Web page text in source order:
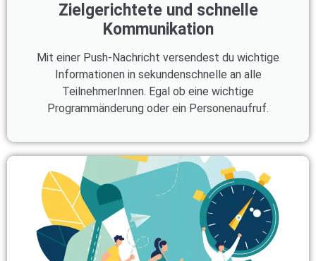
Zielgerichtete und schnelle
Kommunikation
Mit einer Push-Nachricht versendest du wichtige
Informationen in sekundenschnelle an alle
TeilnehmerInnen. Egal ob eine wichtige
Programmänderung oder ein Personenaufruf.